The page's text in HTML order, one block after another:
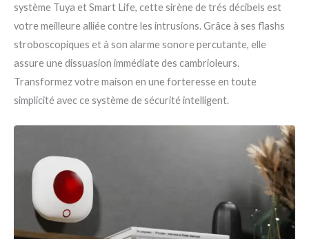
système Tuya et Smart Life, cette sirène de trés décibels est
votre meilleure alliée contre les intrusions. Grâce à ses flashs
stroboscopiques et à son alarme sonore percutante, elle
assure une dissuasion immédiate des cambrioleurs.
Transformez votre maison en une forteresse en toute
simplicité avec ce système de sécurité intelligent.